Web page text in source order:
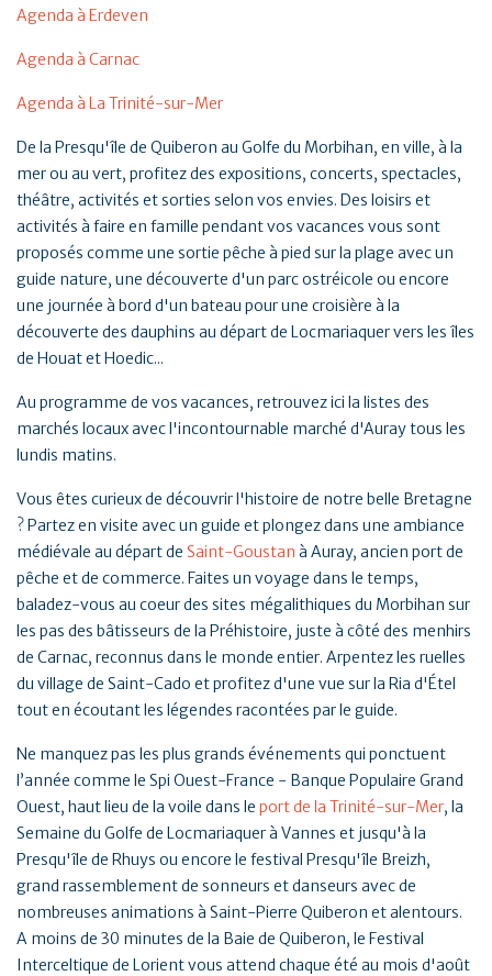
Agenda à Erdeven
Agenda à Carnac
Agenda à La Trinité-sur-Mer
De la Presqu'île de Quiberon au Golfe du Morbihan, en ville, à la
mer ou au vert, profitez des expositions, concerts, spectacles,
théâtre, activités et sorties selon vos envies. Des loisirs et
activités à faire en famille pendant vos vacances vous sont
proposés comme une sortie pêche à pied sur la plage avec un
guide nature, une découverte d'un parc ostréicole ou encore
une journée à bord d'un bateau pour une croisière à la
découverte des dauphins au départ de Locmariaquer vers les îles
de Houat et Hoedic...
Au programme de vos vacances, retrouvez ici la listes des
marchés locaux avec l'incontournable marché d'Auray tous les
lundis matins.
Vous êtes curieux de découvrir l'histoire de notre belle Bretagne
? Partez en visite avec un guide et plongez dans une ambiance
médiévale au départ de Saint-Goustan à Auray, ancien port de
pêche et de commerce. Faites un voyage dans le temps,
baladez-vous au coeur des sites mégalithiques du Morbihan sur
les pas des bâtisseurs de la Préhistoire, juste à côté des menhirs
de Carnac, reconnus dans le monde entier. Arpentez les ruelles
du village de Saint-Cado et profitez d'une vue sur la Ria d'Étel
tout en écoutant les légendes racontées par le guide.
Ne manquez pas les plus grands événements qui ponctuent
l’année comme le Spi Ouest-France - Banque Populaire Grand
Ouest, haut lieu de la voile dans le port de la Trinité-sur-Mer, la
Semaine du Golfe de Locmariaquer à Vannes et jusqu'à la
Presqu'île de Rhuys ou encore le festival Presqu'île Breizh,
grand rassemblement de sonneurs et danseurs avec de
nombreuses animations à Saint-Pierre Quiberon et alentours.
A moins de 30 minutes de la Baie de Quiberon, le Festival
Interceltique de Lorient vous attend chaque été au mois d'août